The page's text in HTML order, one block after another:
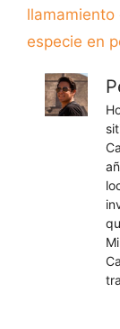
llamamiento
especie en